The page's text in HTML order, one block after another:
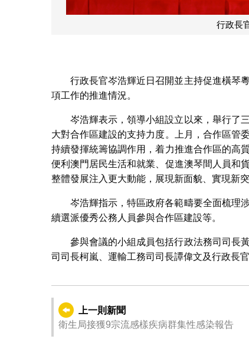
行政長
行政長官岑浩輝近日召開並主持促進橫琴
項工作的推進情況。
岑浩輝表示，領導小組設立以來，舉行了
大對合作區建設的支持力度。上月，合作區管
持續發揮統籌協調作用，着力推進合作區的高
便利澳門居民生活和就業、促進澳琴間人員和
整體發展注入更大動能，展現新面貌、實現新突
岑浩輝指示，特區政府各範疇要全面梳理
續選派優秀公務人員參與合作區建設等。
參與會議的小組成員包括行政法務司司長
司司長柯嵐、運輸工務司司長譚偉文及行政長
上一則新聞
衛生局接獲9宗流感樣疾病群集性感染報告